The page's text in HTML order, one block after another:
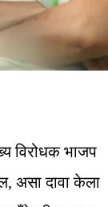
विरोधक भाजप
असा दावा केला